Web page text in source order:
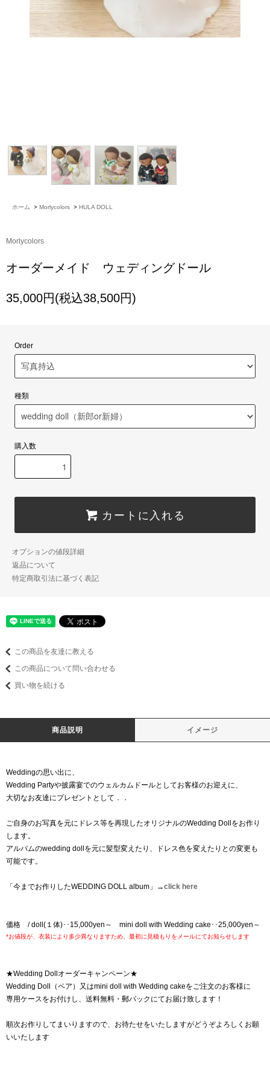
ホーム > Morlycolors > HULA DOLL
Morlycolors
オーダーメイド ウェディングドール
35,000円(税込38,500円)
Order
種類
購入数
カートに入れる
オプションの値段詳細
返品について
特定商取引法に基づく表記
この商品を友達に教える
この商品について問い合わせる
買い物を続ける
商品説明 イメージ
Weddingの思い出に、
Wedding Partyや披露宴でのウェルカムドールとしてお客様のお迎えに、
大切なお友達にプレゼントとして．．
ご自身のお写真を元にドレス等を再現したオリジナルのWedding Dollをお作り
します。
アルバムのwedding dollを元に髪型変えたり、ドレス色を変えたりとの変更も
可能です。
「今までお作りしたWEDDING DOLL album」→click here
価格 / doll(１体)･･15,000yen～ mini doll with Wedding cake･･25,000yen～
*お値段が、衣装により多少異なりますため、最初に見積もりをメールにてお知らせします
★Wedding Dollオーダーキャンペーン★
Wedding Doll（ペア）又はmini doll with Wedding cakeをご注文のお客様に
専用ケースをお付けし、送料無料・郵パックにてお届け致します！
順次お作りしてまいりますので、お待たせをいたしますがどうぞよろしくお願
いいたします